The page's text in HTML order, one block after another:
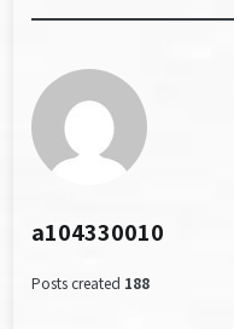
a104330010
Posts created 188